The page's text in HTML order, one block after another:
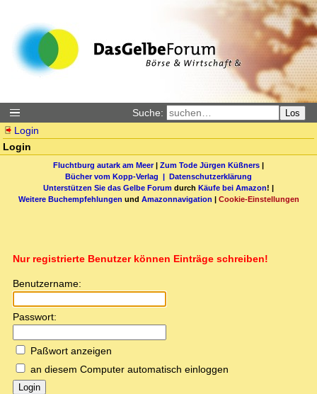
Suche: Los
Login
Login
Fluchtburg autark am Meer| Zum Tode Jürgen Küßners |
Bücher vom Kopp-Verlag | Datenschutzerklärung
Unterstützen Sie das Gelbe Forum durch Käufe bei Amazon! |
Weitere Buchempfehlungen und Amazonnavigation | Cookie-Einstellungen
Nur registrierte Benutzer können Einträge schreiben!
Benutzername:
Passwort:
Paßwort anzeigen
an diesem Computer automatisch einloggen
Login